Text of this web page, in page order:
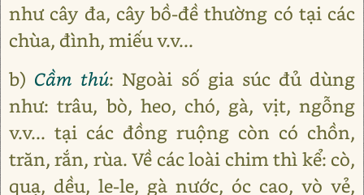
như cây đa, cây bồ-đề thường có tại các
chùa, đình, miếu v.v...
b) Cầm thú: Ngoài số gia súc đủ dùng
như: trâu, bò, heo, chó, gà, vịt, ngỗng
v.v... tại các đồng ruộng còn có chồn,
trăn, rắn, rùa. Về các loài chim thì kể: cò,
quạ, dều, le-le, gà nước, óc cao, vò vẻ,